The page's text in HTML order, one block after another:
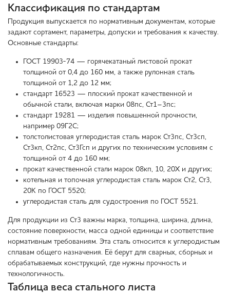
Классификация по стандартам
Продукция выпускается по нормативным документам, которые
задают сортамент, параметры, допуски и требования к качеству.
Основные стандарты:
ГОСТ 19903-74 — горячекатаный листовой прокат
толщиной от 0,4 до 160 мм, а также рулонная сталь
толщиной от 1,2 до 12 мм;
стандарт 16523 — плоский прокат качественной и
обычной стали, включая марки 08пс, Ст1–3пс;
стандарт 19281 — изделия повышенной прочности,
например 09Г2С;
толстолистовая углеродистая сталь марок Ст3пс, Ст3сп,
Ст3кп, Ст2пс, Ст3Гсп и других по техническим условиям с
толщиной от 4 до 160 мм;
прокат качественной стали марок 08кп, 10, 20Х и других;
котельная и топочная углеродистая сталь марок Ст2, Ст3,
20К по ГОСТ 5520;
углеродистая сталь для судостроения по ГОСТ 5521.
Для продукции из Ст3 важны марка, толщина, ширина, длина,
состояние поверхности, масса одной единицы и соответствие
нормативным требованиям. Эта сталь относится к углеродистым
сплавам общего назначения. Её берут для сварных, сборных и
обрабатываемых конструкций, где нужны прочность и
технологичность.
Таблица веса стального листа